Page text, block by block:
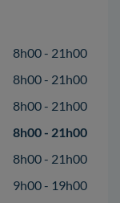
8h00 - 21h00
8h00 - 21h00
8h00 - 21h00
8h00 - 21h00
8h00 - 21h00
9h00 - 19h00